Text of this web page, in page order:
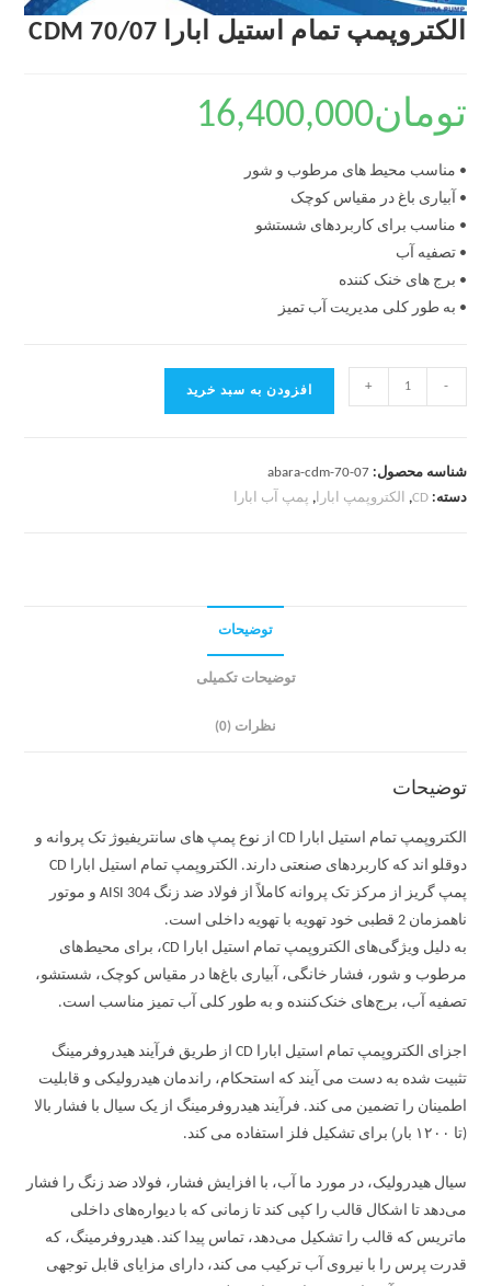
الکتروپمپ تمام استیل ابارا CDM 70/07
تومان16,400,000
• مناسب محیط های مرطوب و شور
• آبیاری باغ در مقیاس کوچک
• مناسب برای کاربردهای شستشو
• تصفیه آب
• برج های خنک کننده
• به طور کلی مدیریت آب تمیز
-
+ افزودن به سبد خرید
شناسه محصول:abara-cdm-70-07
دسته:CD
, الکتروپمپ ابارا, پمپ آب ابارا
توضیحات
توضیحات تکمیلی
نظرات (0)
توضیحات
الکتروپمپ تمام استیل ابارا CD از نوع پمپ های سانتریفیوژ تک پروانه و
دوقلو اند که کاربردهای صنعتی دارند. الکتروپمپ تمام استیل ابارا CD
پمپ گریز از مرکز تک پروانه کاملاً از فولاد ضد زنگ AISI 304 و موتور
ناهمزمان 2 قطبی خود تهویه با تهویه داخلی است.
به دلیل ویژگی‌های الکتروپمپ تمام استیل ابارا CD، برای محیط‌های
مرطوب و شور، فشار خانگی، آبیاری باغ‌ها در مقیاس کوچک، شستشو،
تصفیه آب، برج‌های خنک‌کننده و به طور کلی آب تمیز مناسب است.
اجزای الکتروپمپ تمام استیل ابارا CD از طریق فرآیند هیدروفرمینگ
تثبیت شده به دست می آیند که استحکام، راندمان هیدرولیکی و قابلیت
اطمینان را تضمین می کند. فرآیند هیدروفرمینگ از یک سیال با فشار بالا
(تا ۱۲۰۰ بار) برای تشکیل فلز استفاده می کند.
سیال هیدرولیک، در مورد ما آب، با افزایش فشار، فولاد ضد زنگ را فشار
می‌دهد تا اشکال قالب را کپی کند تا زمانی که با دیواره‌های داخلی
ماتریس که قالب را تشکیل می‌دهد، تماس پیدا کند. هیدروفرمینگ، که
قدرت پرس را با نیروی آب ترکیب می کند، دارای مزایای قابل توجهی